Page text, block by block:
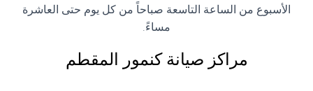
الأسبوع من الساعة التاسعة صباحاً من كل يوم حتى العاشرة
مساءً.
مراكز صيانة كنمور المقطم